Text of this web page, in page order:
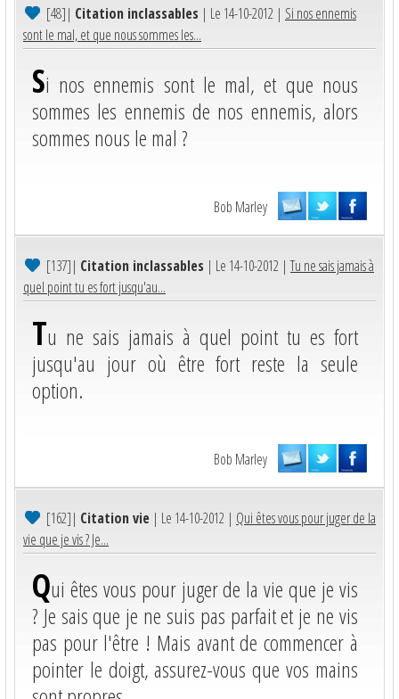
[48]| Citation inclassables | Le 14-10-2012 | Si nos ennemis
sont le mal, et que nous sommes les...
Si nos ennemis sont le mal, et que nous
sommes les ennemis de nos ennemis, alors
sommes nous le mal ?
Bob Marley
[137]| Citation inclassables | Le 14-10-2012 |Tu ne sais jamais à
quel point tu es fort jusqu'au...
Tu ne sais jamais à quel point tu es fort
jusqu'au jour où être fort reste la seule
option.
Bob Marley
[162]| Citation vie | Le 14-10-2012 | Qui êtes vous pour juger de la
vie que je vis ? Je...
Qui êtes vous pour juger de la vie que je vis
? Je sais que je ne suis pas parfait et je ne vis
pas pour l'être ! Mais avant de commencer à
pointer le doigt, assurez-vous que vos mains